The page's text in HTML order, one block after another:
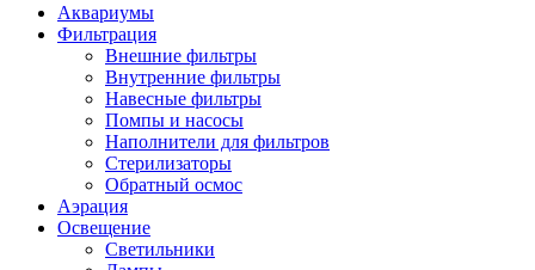
Аквариумы
Фильтрация
Внешние фильтры
Внутренние фильтры
Навесные фильтры
Помпы и насосы
Наполнители для фильтров
Стерилизаторы
Обратный осмос
Аэрация
Освещение
Светильники